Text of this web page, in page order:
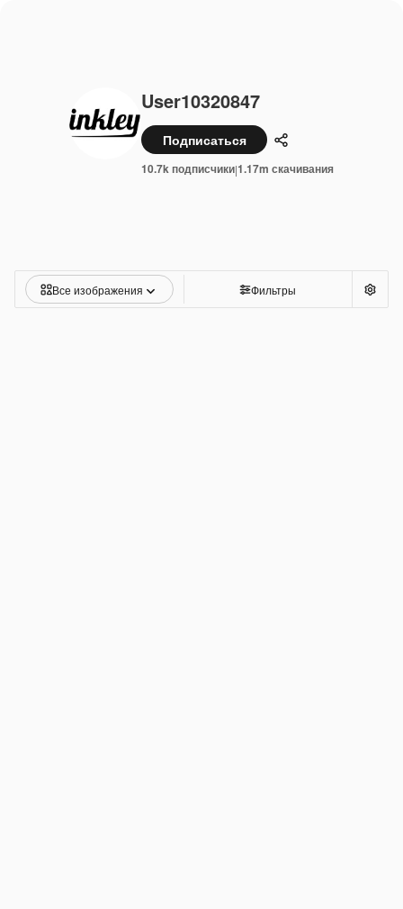
User10320847
Подписаться Поделиться
10.7k подписчики|1.17m скачивания
Все изображения Фильтры